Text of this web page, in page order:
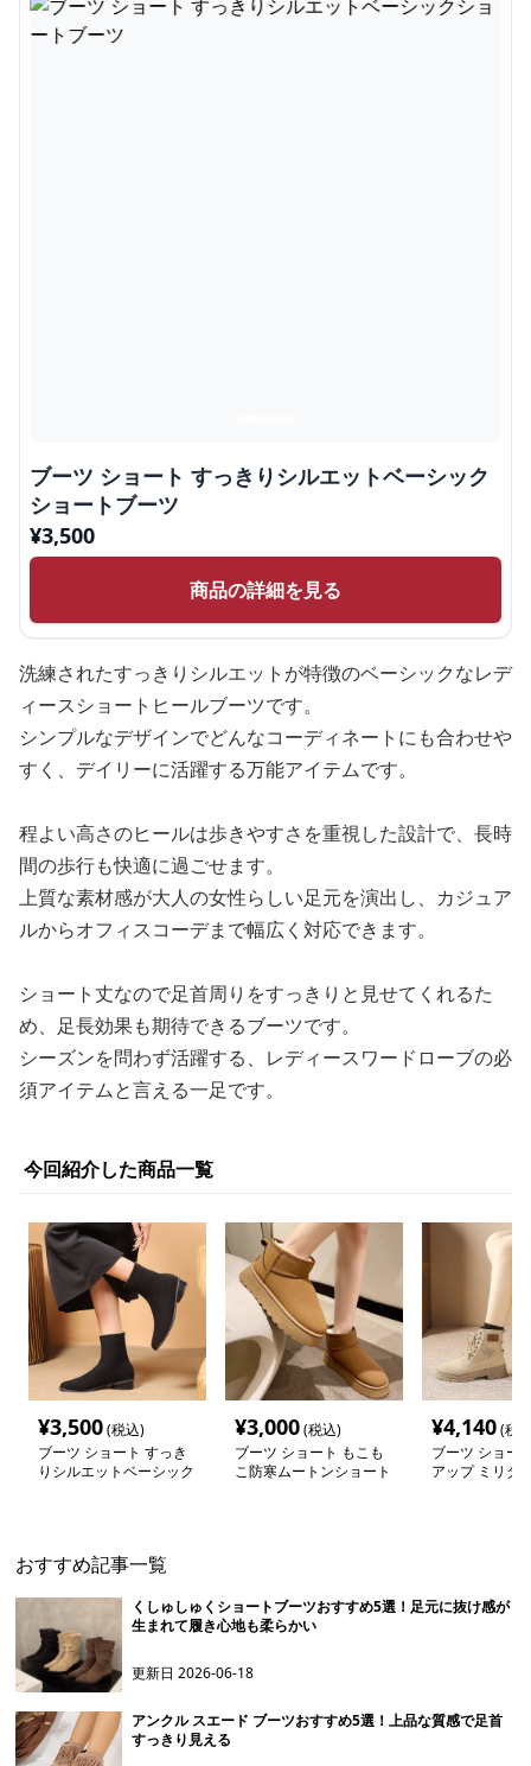
ブーツ ショート すっきりシルエットベーシック
ショートブーツ
¥3,500
商品の詳細を見る
洗練されたすっきりシルエットが特徴のベーシックなレデ
ィースショートヒールブーツです。
シンプルなデザインでどんなコーディネートにも合わせや
すく、デイリーに活躍する万能アイテムです。
程よい高さのヒールは歩きやすさを重視した設計で、長時
間の歩行も快適に過ごせます。
上質な素材感が大人の女性らしい足元を演出し、カジュア
ルからオフィスコーデまで幅広く対応できます。
ショート丈なので足首周りをすっきりと見せてくれるた
め、足長効果も期待できるブーツです。
シーズンを問わず活躍する、レディースワードローブの必
須アイテムと言える一足です。
今回紹介した商品一覧
¥3,500(税込)
ブーツ ショート すっき
りシルエットベーシック
¥3,000(税込)
ブーツ ショート もこも
こ防寒ムートンショート
¥4,140(税
ブーツ ショー
アップ ミリタ
おすすめ記事一覧
くしゅしゅくショートブーツおすすめ5選！足元に抜け感が
生まれて履き心地も柔らかい
更新日2026-06-18
アンクル スエード ブーツおすすめ5選！上品な質感で足首
すっきり見える